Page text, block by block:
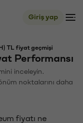
Giriş yap
TL fiyat geçmişi
Performansı
inceleyin.
noktalarını daha
fiyatı ne